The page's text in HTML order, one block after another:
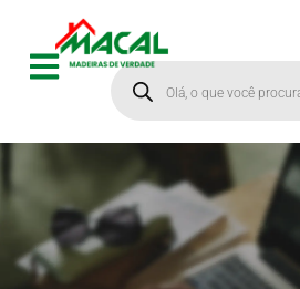
Pesquisar
produtos